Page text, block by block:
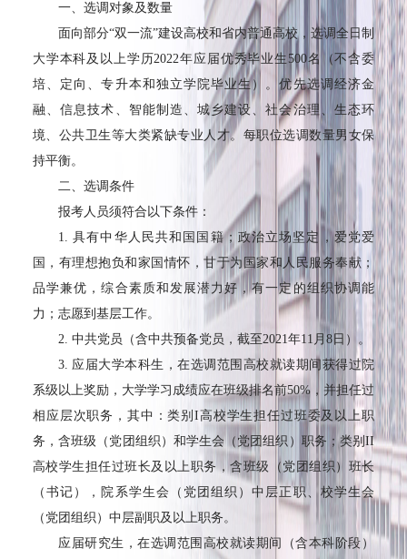
一、选调对象及数量
面向部分“双一流”建设高校和省内普通高校，选调全日制
大学本科及以上学历2022年应届优秀毕业生 500名（不含委
培、定向、专升本和独立学院毕业生）。优先选调经济金
融、信息技术、智能制造、城乡建设、社会治理、生态环
境、公共卫生等大类紧缺专业人才。每职位选调数量男女保
持平衡。
二、选调条件
报考人员须符合以下条件：
1.具有中华人民共和国国籍；政治立场坚定，爱党爱
国，有理想抱负和家国情怀，甘于为国家和人民服务奉献；
品学兼优，综合素质和发展潜力好，有一定的组织协调能
力；志愿到基层工作。
2. 中共党员（含中共预备党员，截至2021年11 月 8 日）。
3. 应届大学本科生，在选调范围高校就读期间获得过院
系级以上奖励，大学学习成绩应在班级排名前50% ，并担任过
相应层次职务，其中：类别I高校学生担任过班委及以上职
务，含班级（党团组织）和学生会（党团组织）职务；类别 II
高校学生担任过班长及以上职务，含班级（党团组织）班长
（书记），院系学生会（党团组织）中层正职、校学生会
（党团组织）中层副职及以上职务。
应届研究生，在选调范围高校就读期间（含本科阶段）